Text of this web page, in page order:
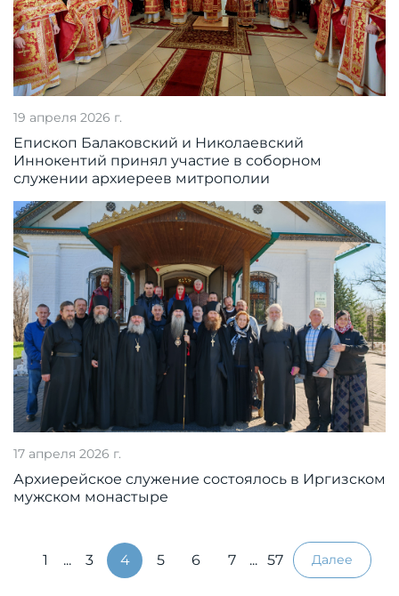
19 апреля 2026 г.
Епископ Балаковский и Николаевский
Иннокентий принял участие в соборном
служении архиереев митрополии
17 апреля 2026 г.
Архиерейское служение состоялось в Иргизском
мужском монастыре
1 ... 3 4 5 6 7 ... 57 Далее